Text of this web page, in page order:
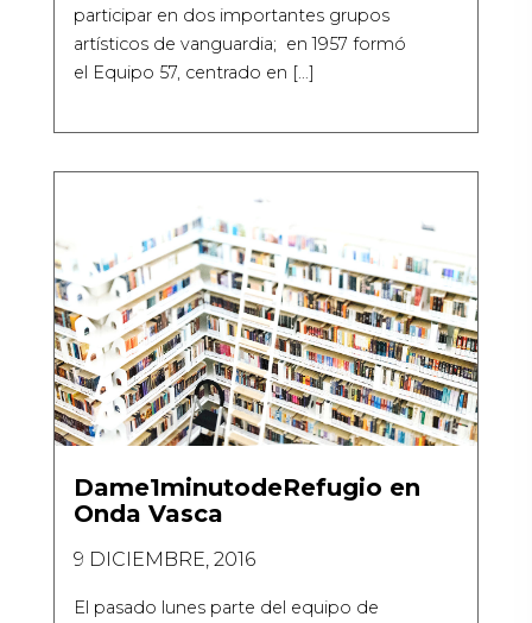
participar en dos importantes grupos
artísticos de vanguardia; en 1957 formó
el Equipo 57, centrado en […]
Dame1minutodeRefugio en
Onda Vasca
9 DICIEMBRE, 2016
El pasado lunes parte del equipo de